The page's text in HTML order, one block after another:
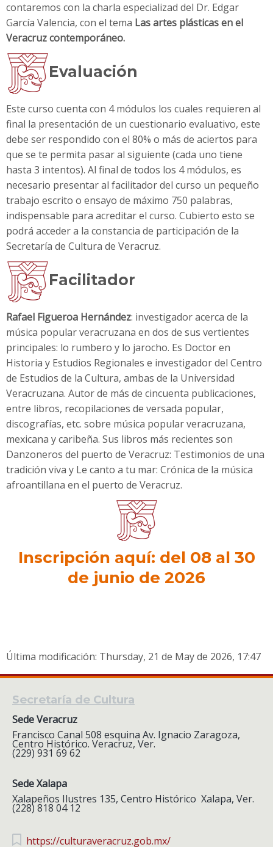
contaremos con la charla especializad del Dr. Edgar
García Valencia, con el tema Las artes plásticas en el
Veracruz contemporáneo.
Evaluación
Este curso cuenta con 4 módulos los cuales requieren al
final la presentación de un cuestionario evaluativo, este
debe ser respondido con el 80% o más de aciertos para
que se te permita pasar al siguiente (cada uno tiene
hasta 3 intentos). Al final de todos los 4 módulos, es
necesario presentar al facilitador del curso un pequeño
trabajo escrito o ensayo de máximo 750 palabras,
indispensable para acreditar el curso. Cubierto esto se
podrá acceder a la constancia de participación de la
Secretaría de Cultura de Veracruz.
Facilitador
Rafael Figueroa Hernández: investigador acerca de la
música popular veracruzana en dos de sus vertientes
principales: lo rumbero y lo jarocho. Es Doctor en
Historia y Estudios Regionales e investigador del Centro
de Estudios de la Cultura, ambas de la Universidad
Veracruzana. Autor de más de cincuenta publicaciones,
entre libros, recopilaciones de versada popular,
discografías, etc. sobre música popular veracruzana,
mexicana y caribeña. Sus libros más recientes son
Danzoneros del puerto de Veracruz: Testimonios de una
tradición viva y Le canto a tu mar: Crónica de la música
afroantillana en el puerto de Veracruz.
Inscripción aquí: del 08 al 30
de junio de 2026
Última modificación: Thursday, 21 de May de 2026, 17:47
Secretaría de Cultura
Sede Veracruz
Francisco Canal 508 esquina Av. Ignacio Zaragoza,
Centro Histórico. Veracruz, Ver.
(229) 931 69 62
Sede Xalapa
Xalapeños Ilustres 135, Centro Histórico Xalapa, Ver.
(228) 818 04 12
https://culturaveracruz.gob.mx/